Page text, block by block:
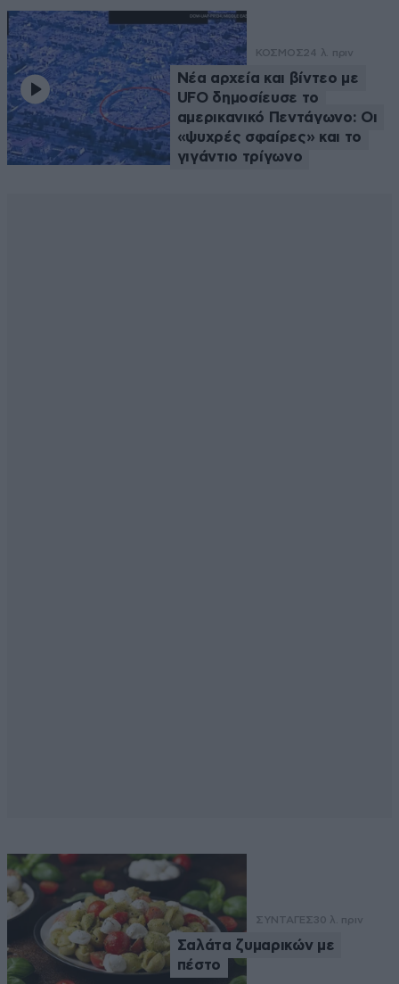
ΚΟΣΜΟΣ24 λ. πριν
Νέα αρχεία και βίντεο με
UFO δημοσίευσε το
αμερικανικό Πεντάγωνο: Οι
«ψυχρές σφαίρες» και το
γιγάντιο τρίγωνο
ΣΥΝΤΑΓΕΣ30 λ. πριν
Σαλάτα ζυμαρικών με
πέστο